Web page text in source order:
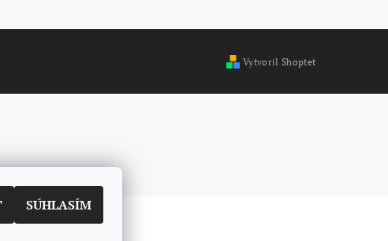
Vytvoril Shoptet
SÚHLASÍM